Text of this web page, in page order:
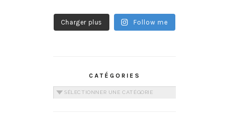
Charger plus Follow me
CATÉGORIES
Catégories